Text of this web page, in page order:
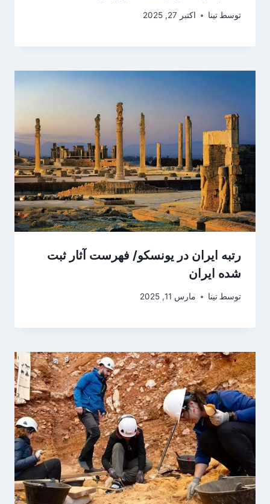
توسط تینا اکتبر 27, 2025
رتبه ایران در یونسکو/ فهرست آثار ثبت
شده ایران
توسط تینا مارس 11, 2025